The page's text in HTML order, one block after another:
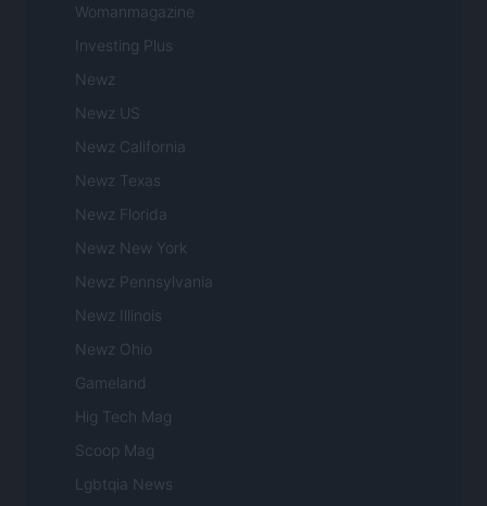
Womanmagazine
Investing Plus
Newz
Newz US
Newz California
Newz Texas
Newz Florida
Newz New York
Newz Pennsylvania
Newz Illinois
Newz Ohio
Gameland
Hig Tech Mag
Scoop Mag
Lgbtqia News